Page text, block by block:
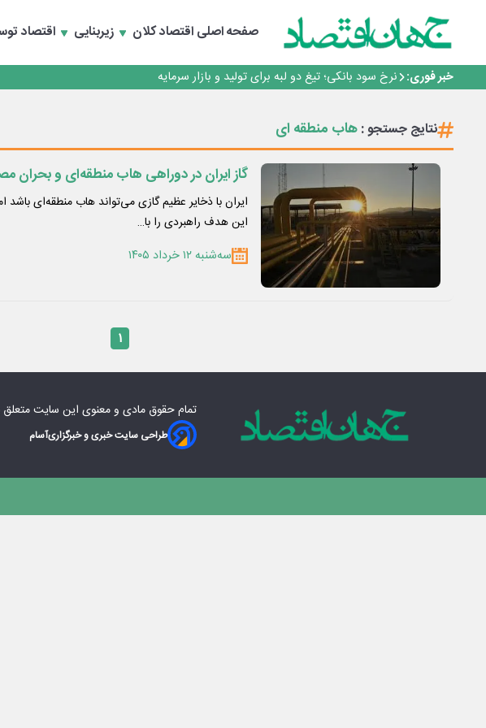
صفحه اصلیاقتصاد کلان زیربنایی اقتصاد
خبر فوری:
طلسم خانه‌سازی چینی‌ها در ایران شکسته می‌شود؟
عبور فکور صنعت از مرز ۵۳ همت درآمد
نرخ سود بانکی؛ تیغ دو لبه برای تولید و بازار سرمایه
چشم‌انداز صادرات گوشت مرغ؛ از ناپایداری سیاست‌ها تا اعتماد به خصوصی‌ها
عبور فکور صنعت از مرز ۵۳ همت درآمد
رییس‌کل بیمه مرکزی: برای حقوق مردم خط قرمز ندارم
نتایج جستجو :هاب منطقه ای
گاز ایران در دوراهی هاب منطقه‌ای و بحران
ایران با ذخایر عظیم گازی می‌تواند هاب منطقه‌ای
این هدف راهبردی را با…
سه‌شنبه ۱۲ خرداد ۱۴۰۵
۱
تمام حقوق مادی‌ و معنوی این سایت
طراحی سایت خبری و خبرگزاریآسام